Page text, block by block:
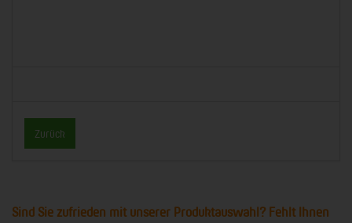
Zurück
Sind Sie zufrieden mit unserer Produktauswahl? Fehlt Ihnen